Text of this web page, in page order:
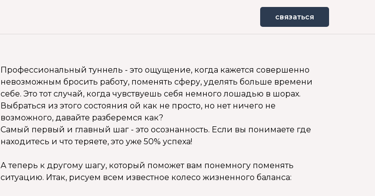
связаться
Профессиональный туннель - это ощущение, когда кажется совершенно
невозможным бросить работу, поменять сферу, уделять больше времени
себе. Это тот случай, когда чувствуешь себя немного лошадью в шорах.
Выбраться из этого состояния ой как не просто, но нет ничего не
возможного, давайте разберемся как?
Самый первый и главный шаг - это осознанность. Если вы понимаете где
находитесь и что теряете, это уже 50% успеха!
А теперь к другому шагу, который поможет вам понемногу поменять
ситуацию. Итак, рисуем всем известное колесо жизненного баланса: